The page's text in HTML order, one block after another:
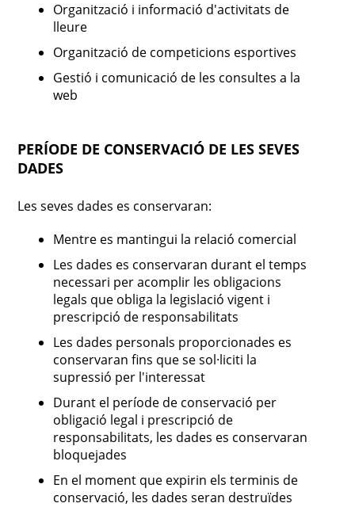
Organització i informació d'activitats de
lleure
Organització de competicions esportives
Gestió i comunicació de les consultes a la
web
PERÍODE DE CONSERVACIÓ DE LES SEVES
DADES
Les seves dades es conservaran:
Mentre es mantingui la relació comercial
Les dades es conservaran durant el temps
necessari per acomplir les obligacions
legals que obliga la legislació vigent i
prescripció de responsabilitats
Les dades personals proporcionades es
conservaran fins que se sol·liciti la
supressió per l'interessat
Durant el període de conservació per
obligació legal i prescripció de
responsabilitats, les dades es conservaran
bloquejades
En el moment que expirin els terminis de
conservació, les dades seran destruïdes